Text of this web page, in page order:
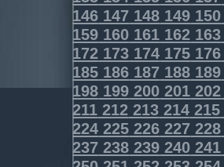
146 147 148 149 150
159 160 161 162 163
172 173 174 175 176
185 186 187 188 189
198 199 200 201 202
211 212 213 214 215
224 225 226 227 228
237 238 239 240 241